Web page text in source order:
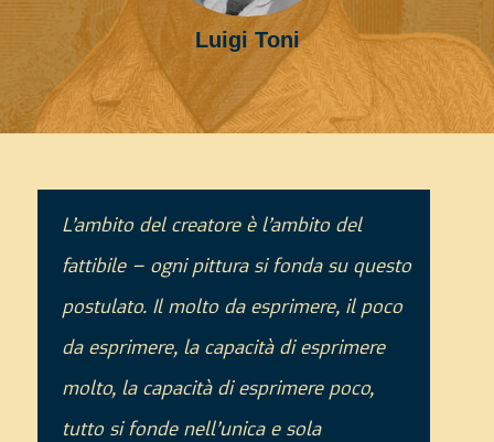
Luigi Toni
L’ambito del creatore è l’ambito del
fattibile – ogni pittura si fonda su questo
postulato. Il molto da esprimere, il poco
da esprimere, la capacità di esprimere
molto, la capacità di esprimere poco,
tutto si fonde nell’unica e sola